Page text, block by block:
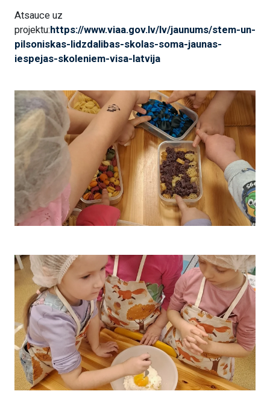
Atsauce uz
projektu:https://www.viaa.gov.lv/lv/jaunums/stem-un-
pilsoniskas-lidzdalibas-skolas-soma-jaunas-
iespejas-skoleniem-visa-latvija